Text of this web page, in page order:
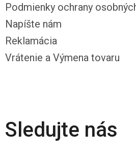
Podmienky ochrany
Napíšte nám
Reklamácia
Vrátenie a Výmena tovaru
Sledujte nás